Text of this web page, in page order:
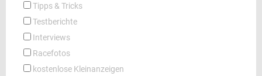
Tipps & Tricks
Testberichte
Interviews
Racefotos
kostenlose Kleinanzeigen